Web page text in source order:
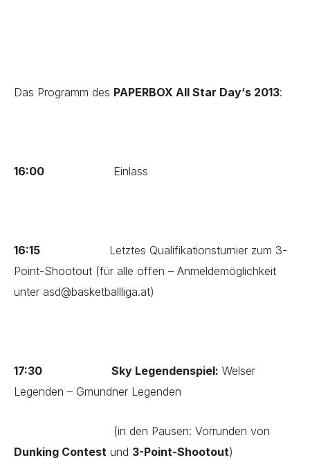
Das Programm des PAPERBOX All Star Day‘s 2013:
16:00 Einlass
16:15 Letztes Qualifikationsturnier zum 3-
Point-Shootout (für alle offen – Anmeldemöglichkeit
unter asd@basketballliga.at)
17:30 Sky Legendenspiel: Welser
Legenden – Gmundner Legenden
(in den Pausen: Vorrunden von
Dunking Contest und 3-Point-Shootout)